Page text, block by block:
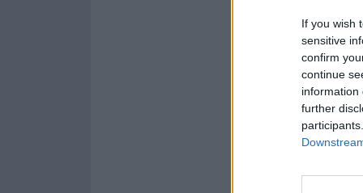
If you wish
sensitive
confirm
continue
information
further
WPS Office
AdGuard
AdGuard VPN for Mac